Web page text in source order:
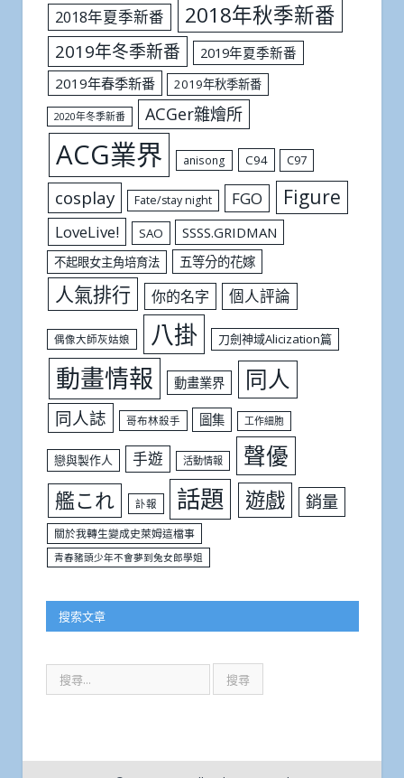
2018年夏季新番 2018年秋季新番
2019年冬季新番
2019年夏季新番
2019年春季新番
2019年秋季新番
2020年冬季新番 ACGer雜燴所
ACG業界 anisong C94 C97
cosplay Fate/stay night FGO Figure
LoveLive! SAO SSSS.GRIDMAN
不起眼女主角培育法 五等分的花嫁
人氣排行 你的名字 個人評論
偶像大師灰姑娘 八掛 刀劍神域Alicization篇
動畫情報 動畫業界 同人
同人誌 哥布林殺手 圖集 工作細胞
戀與製作人 手遊 活動情報 聲優
艦これ 訃報 話題 遊戲 銷量
關於我轉生變成史萊姆這檔事
青春豬頭少年不會夢到兔女郎學姐
搜索文章